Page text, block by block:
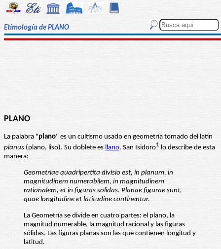
Etimología de PLANO
PLANO
La palabra "plano" es un cultismo usado en geometría tomado del latín
planus (plano, liso). Su doblete es llano. San Isidoro1 lo describe de esta
manera:
Geometriae quadripertita divisio est, in planum, in
magnitudinem numerabilem, in magnitudinem
rationalem, et in figuras solidas. Planae figurae sunt,
quae longitudine et latitudine continentur.
La Geometría se divide en cuatro partes: el plano, la
magnitud numerable, la magnitud racional y las figuras
sólidas. Las figuras planas son las que contienen longitud y
latitud.